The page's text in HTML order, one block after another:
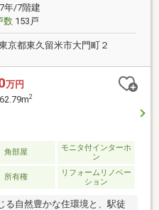
年/7階建
数153戸
京都東久留米市大門町２
万円
2
角部屋
モニタ付インターホ
ン
所有権
リフォームリノベー
ション
る自然豊かな住環境と、駅徒